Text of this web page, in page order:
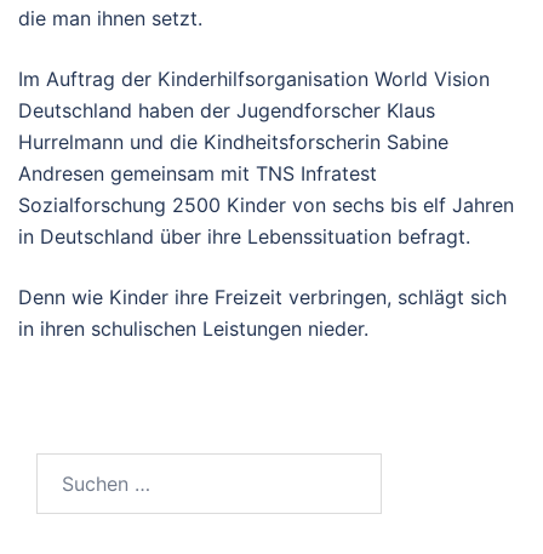
die man ihnen setzt.
Im Auftrag der Kinderhilfsorganisation World Vision
Deutschland haben der Jugendforscher Klaus
Hurrelmann und die Kindheitsforscherin Sabine
Andresen gemeinsam mit TNS Infratest
Sozialforschung 2500 Kinder von sechs bis elf Jahren
in Deutschland über ihre Lebenssituation befragt.
Denn wie Kinder ihre Freizeit verbringen, schlägt sich
in ihren schulischen Leistungen nieder.